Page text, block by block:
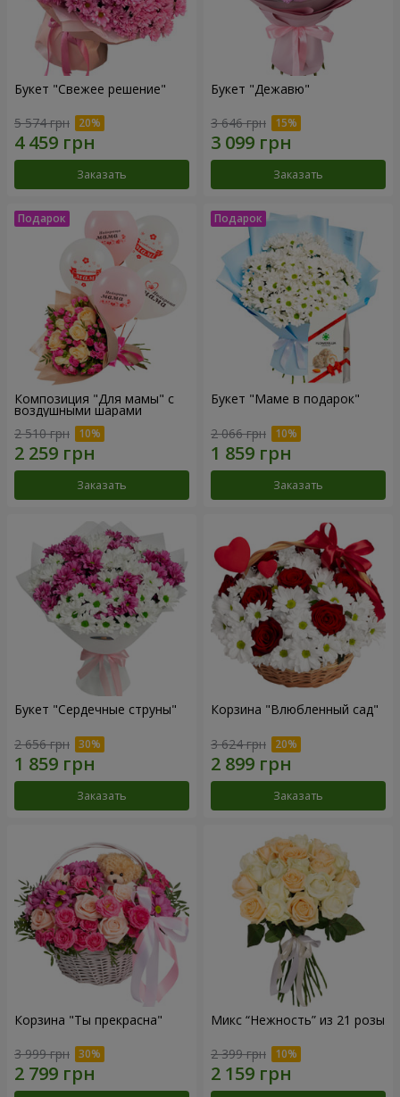
Букет "Свежее решение"
5 574 грн
Заказать
Букет "Дежавю"
3 646 грн
Заказать
Композиция "Для мамы" с
воздушными шарами
2 510 грн
Заказать
Букет "Маме в подарок"
2 066 грн
Заказать
Букет "Сердечные струны"
2 656 грн
Заказать
Корзина "Влюбленный сад"
3 624 грн
Заказать
Корзина "Ты прекрасна"
3 999 грн
Микс “Нежность” из 21 розы
2 399 грн